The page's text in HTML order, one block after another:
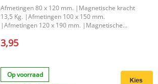
Afmetingen 80 x 120 mm. |Magnetische kracht
13,5 Kg. |Afmetingen 100 x 150 mm.
|Afmetingen 120 x 190 mm. |Magnetische
3,95
Op voorraad